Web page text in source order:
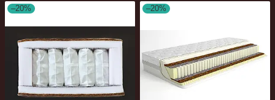
–20% –20%